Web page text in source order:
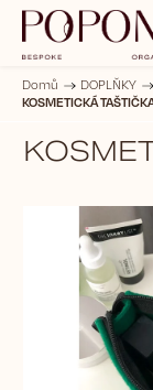
Domů / DOPLŇKY /
KOSMETICKÁ